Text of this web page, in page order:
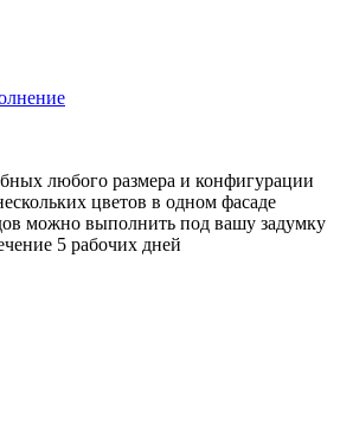
любого размера и конфигурации
цветов в одном фасаде
можно выполнить под вашу задумку
5 рабочих дней